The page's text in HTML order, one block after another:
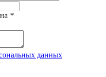
*
данных